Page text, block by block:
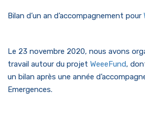
Bilan d’un an d’accompagnement pour
Le 23 novembre 2020, nous avons
travail autour du projet WeeeFund,
un bilan après une année
Emergences.